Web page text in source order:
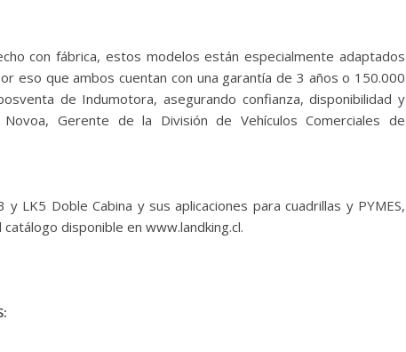
con fábrica, estos modelos están especialmente adaptados
eso que ambos cuentan con una garantía de 3 años o 150.000
de Indumotora, asegurando confianza, disponibilidad y
Gerente de la División de Vehículos Comerciales de
LK5 Doble Cabina y sus aplicaciones para cuadrillas y PYMES,
disponible en www.landking.cl.